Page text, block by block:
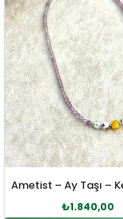
₺1.840,00